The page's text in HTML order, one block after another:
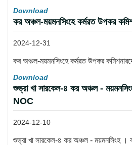
Download
কর অঞ্চল-ময়মনসিংহে কর্মরত উপকর
2024-12-31
কর অঞ্চল-ময়মনসিংহে কর্মরত উপকর
Download
শুভ্রা খা সারকেল-৪ কর অঞ্চল -
NOC
2024-12-10
শুভ্রা খা সারকেল-৪ কর অঞ্চল - ময়মনসিংহ